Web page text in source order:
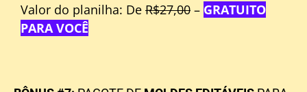
Valor do planilha: De R$27,00 – GRATUITO
PARA VOCÊ